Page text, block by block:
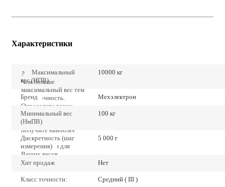
Характеристики
?
Чем больше
максимальный вес тем
ниже точность.
Определите точно
наибольший предел
взвешивания и Вы
получите наиболее
низкие значения
погрешности для
Ваших весов.
Максимальный
вес (НПВ)
10000 кг
Бренд Мехэлектрон
Минимальный вес
(НмПВ)
100 кг
Дискретность (шаг
измерения)
5 000 г
Хит продаж Нет
Класс точности: Средний ( III )